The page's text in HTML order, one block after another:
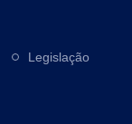
Legislação